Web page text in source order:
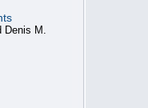
Denis M.